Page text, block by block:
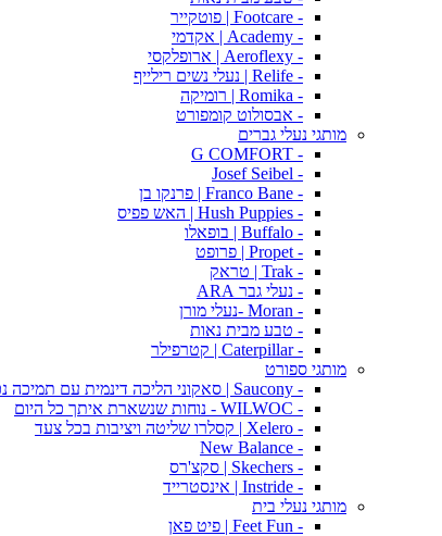
- Footcare | פוטקייר
- Academy | אקדמי
- Aeroflexy | ארופלקסי
- Relife | נעלי נשים רילייף
- Romika | רומיקה
- אבסולוט קומפורט
מותגי נעלי גברים
- G COMFORT
- Josef Seibel
- Franco Bane | פרנקו בן
- Hush Puppies | האש פפיס
- Buffalo | בופאלו
- Propet | פרופט
- Trak | טראק
- נעלי גבר ARA
- Moran -נעלי מורן
- טבע מבית נאות
- Caterpillar | קטרפילר
מותגי ספורט
- Saucony | סאקוני הליכה דינמית עם תמיכה נכונה
- WILWOC - נוחות שנשארת איתך כל היום
- Xelero | קסלרו שליטה ויציבות בכל צעד
- New Balance
- Skechers | סקצ'רס
- Instride | אינסטרייד
מותגי נעלי בית
- Feet Fun | פיט פאן